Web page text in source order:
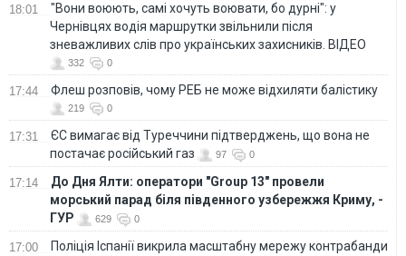
18:01
"Вони воюють, самі хочуть воювати, бо дурні": у
Чернівцях водія маршрутки звільнили після
зневажливих слів про українських захисників. ВІДЕО
332 0
17:44 Флеш розповів, чому РЕБ не може відхиляти балістику
219 0
17:31
ЄС вимагає від Туреччини підтверджень, що вона не
постачає російський газ
97 0
17:14
До Дня Ялти: оператори "Group 13" провели
морський парад біля південного узбережжя Криму, -
ГУР
629 0
17:00
Поліція Іспанії викрила масштабну мережу контрабанди